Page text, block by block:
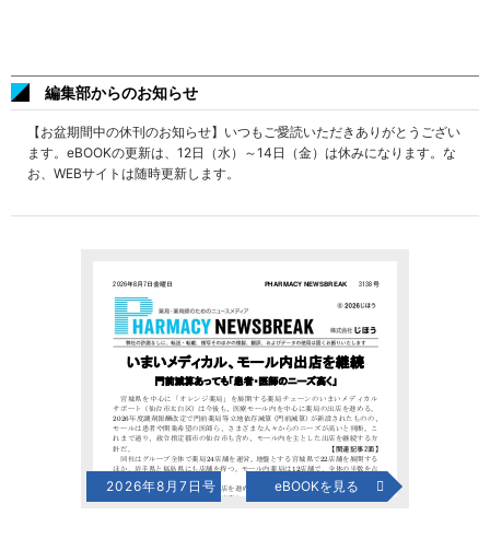
編集部からのお知らせ
【お盆期間中の休刊のお知らせ】いつもご愛読いただきありがとうござい
ます。eBOOKの更新は、12日（水）～14日（金）は休みになります。な
お、WEBサイトは随時更新します。
2026年8月7日号 eBOOKを見る